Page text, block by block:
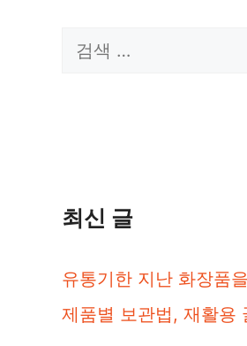
검
최신 글
유통기한 지난 화장품
제품별 보관법, 재활용